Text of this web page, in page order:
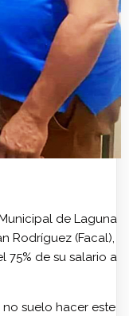
de Laguna
Rodríguez (Facal),
de su salario a
suelo hacer este